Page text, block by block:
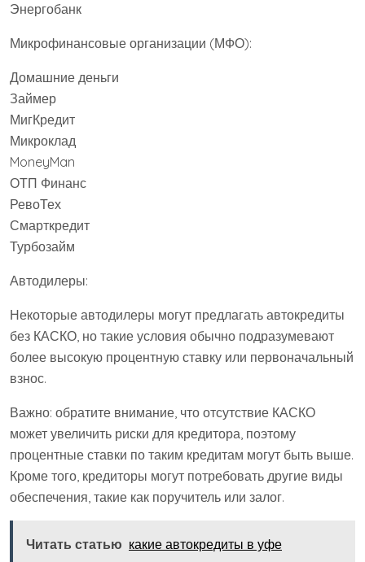
Энергобанк
Микрофинансовые организации (МФО):
Домашние деньги
Займер
МигКредит
Микроклад
MoneyMan
ОТП Финанс
РевоТех
Смарткредит
Турбозайм
Автодилеры:
Некоторые автодилеры могут предлагать автокредиты
без КАСКО, но такие условия обычно подразумевают
более высокую процентную ставку или первоначальный
взнос.
Важно: обратите внимание, что отсутствие КАСКО
может увеличить риски для кредитора, поэтому
процентные ставки по таким кредитам могут быть выше.
Кроме того, кредиторы могут потребовать другие виды
обеспечения, такие как поручитель или залог.
Читать статью какие автокредиты в уфе